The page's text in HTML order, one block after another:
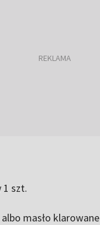
1 szt.
masło klarowane